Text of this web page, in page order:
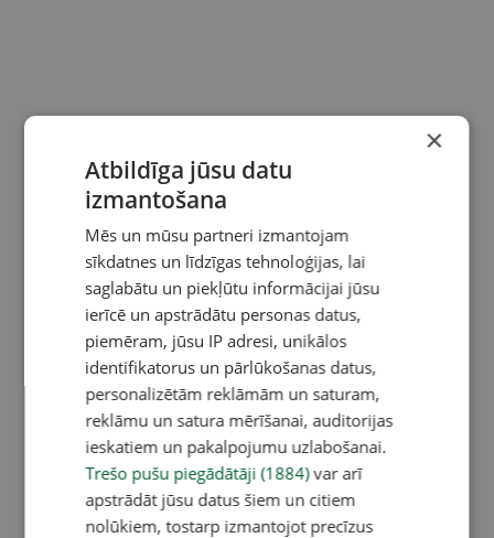
×
Atbildīga jūsu datu
izmantošana
Mēs un mūsu partneri izmantojam
sīkdatnes un līdzīgas tehnoloģijas, lai
saglabātu un piekļūtu informācijai jūsu
ierīcē un apstrādātu personas datus,
piemēram, jūsu IP adresi, unikālos
identifikatorus un pārlūkošanas datus,
personalizētām reklāmām un saturam,
reklāmu un satura mērīšanai, auditorijas
ieskatiem un pakalpojumu uzlabošanai.
Trešo pušu piegādātāji (1884)var arī
apstrādāt jūsu datus šiem un citiem
nolūkiem, tostarp izmantojot precīzus